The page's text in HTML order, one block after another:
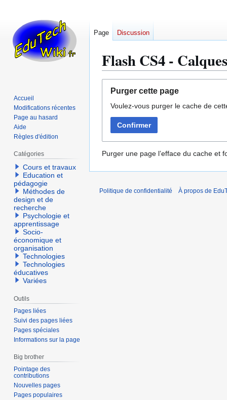
Flash CS4 -
navigation
recherche
Purger cette page
Voulez-vous purger le cache de
Confirmer
Purger une page l’efface du cache et
Page Discussion
Accueil
Modifications récentes
Page au hasard
Aide
Règles d'édition
Catégories
Cours et travaux
Education et
pédagogie
Méthodes de
design et de
recherche
Psychologie et
apprentissage
Socio-
économique et
organisation
Technologies
Technologies
éducatives
Variées
Outils
Pages liées
Suivi des pages liées
Pages spéciales
Informations sur la page
Big brother
Pointage des
contributions
Nouvelles pages
Pages populaires
Politique de confidentialité À propos de